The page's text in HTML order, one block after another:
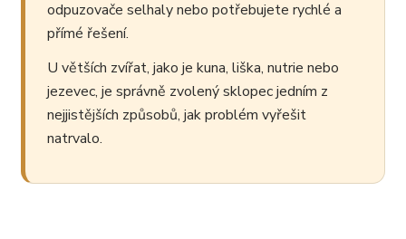
odpuzovače selhaly nebo potřebujete rychlé a
přímé řešení.
U větších zvířat, jako je kuna, liška, nutrie nebo
jezevec, je správně zvolený sklopec jedním z
nejjistějších způsobů, jak problém vyřešit
natrvalo.